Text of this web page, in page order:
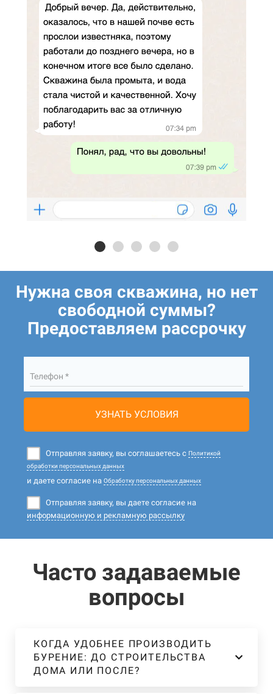
Нужна своя скважина, но нет
свободной суммы?
Предоставляем рассрочку
Телефон *
УЗНАТЬ УСЛОВИЯ
Отправляя заявку, вы соглашаетесь с Политикой
обработки персональных данных
и даете согласие на Обработку персональных данных
Отправляя заявку, вы даете согласие на
информационную и рекламную рассылку
Часто задаваемые
вопросы
КОГДА УДОБНЕЕ ПРОИЗВОДИТЬ
БУРЕНИЕ: ДО СТРОИТЕЛЬСТВА
ДОМА ИЛИ ПОСЛЕ?